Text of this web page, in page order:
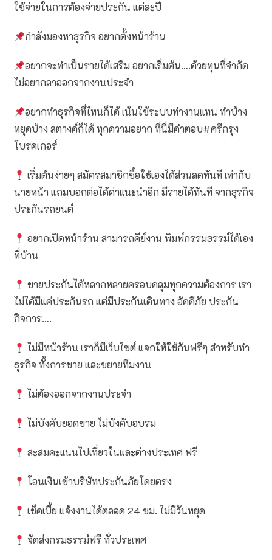
ใช้จ่ายในการต้องจ่ายประกัน แต่ละปี
กำลังมองหาธุรกิจ อยากตั้งหน้าร้าน
อยากจะทำเป็นรายได้เสริม อยากเริ่มต้น….ด้วยทุนที่จำกัด
ไม่อยากลาออกจากงานประจำ
อยากทำธุรกิจที่ไหนก็ได้ เน้นใช้ระบบทำงานแทน ทำบ้าง
หยุดบ้าง สตางค์ก็ได้ ทุกความอยาก ที่นี่มีคำตอบ#ศรีกรุง
โบรคเกอร์
เริ่มต้นง่ายๆ สมัครสมาชิกซื้อใช้เองได้ส่วนลดทันที เท่ากับ
นายหน้า แถมบอกต่อได้ค่าแนะนำอีก มีรายได้ทันที จากธุรกิจ
ประกันรถยนต์
อยากเปิดหน้าร้าน สามารถคีย์งาน พิมพ์กรรมธรรม์ได้เอง
ที่บ้าน
ขายประกันได้หลากหลายครอบคลุมทุกความต้องการ เรา
ไม่ได้มีแค่ประกันรถ แต่มีประกันเดินทาง อัคคีภัย ประกัน
กิจการ….
ไม่มีหน้าร้าน เราก็มีเว็บไซต์ แจกให้ใช้กันฟรีๆ สำหรับทำ
ธุรกิจ ทั้งการขาย และขยายทีมงาน
ไม่ต้องออกจากงานประจำ
ไม่บังคับยอดขาย ไม่บังคับอบรม
สะสมคะแนนไปเที่ยวในและต่างประเทศ ฟรี
โอนเงินเข้าบริษัทประกันภัยโดยตรง
เช็คเบี้ย แจ้งงานได้ตลอด 24 ชม. ไม่มีวันหยุด
จัดส่งกรมธรรม์ฟรี ทั่วประเทศ